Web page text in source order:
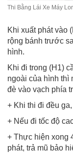
Thi Bằng Lái Xe Máy
Khi xuất phát vào
rộng bánh trước
hình.
Khi đi trong (H1)
ngoài của hình thì
đè vào vạch phía
+ Khi thi đi đều
+ Nếu đi tốc độ
+ Thực hiện xong
phát, trả mũ bảo